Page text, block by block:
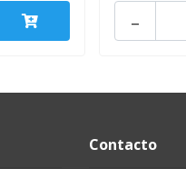
-
Contacto